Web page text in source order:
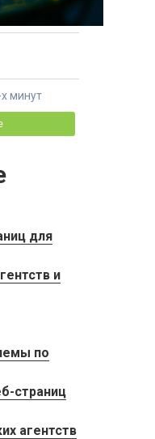
минут
для
и
по
страниц
агентств